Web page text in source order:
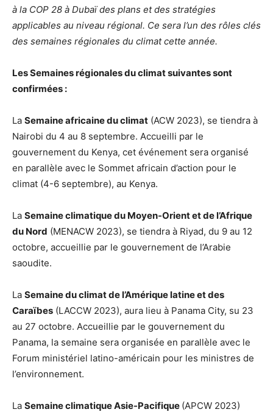
à la COP 28 à Dubaï des plans et des stratégies
applicables au niveau régional. Ce sera l’un des rôles clés
des semaines régionales du climat cette année.
Les Semaines régionales du climat suivantes sont
confirmées :
La Semaine africaine du climat (ACW 2023), se tiendra à
Nairobi du 4 au 8 septembre. Accueilli par le
gouvernement du Kenya, cet événement sera organisé
en parallèle avec le Sommet africain d’action pour le
climat (4-6 septembre), au Kenya.
La Semaine climatique du Moyen-Orient et de l’Afrique
du Nord (MENACW 2023), se tiendra à Riyad, du 9 au 12
octobre, accueillie par le gouvernement de l’Arabie
saoudite.
La Semaine du climat de l’Amérique latine et des
Caraïbes (LACCW 2023), aura lieu à Panama City, su 23
au 27 octobre. Accueillie par le gouvernement du
Panama, la semaine sera organisée en parallèle avec le
Forum ministériel latino-américain pour les ministres de
l’environnement.
La Semaine climatique Asie-Pacifique (APCW 2023)